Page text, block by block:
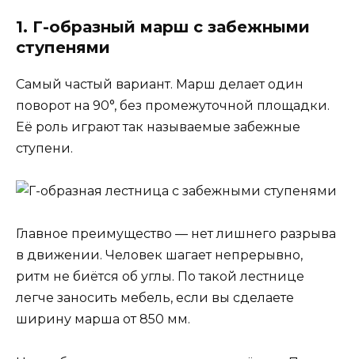
1. Г-образный марш с забежными
ступенями
Самый частый вариант. Марш делает один
поворот на 90°, без промежуточной площадки.
Её роль играют так называемые забежные
ступени.
Главное преимущество — нет лишнего разрыва
в движении. Человек шагает непрерывно,
ритм не биётся об углы. По такой лестнице
легче заносить мебель, если вы сделаете
ширину марша от 850 мм.